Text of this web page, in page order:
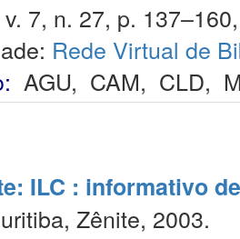
7, n. 27, p.
Rede Virtual de
AGU, CAM, CLD,
ILC : informativo
Zênite, 2003.